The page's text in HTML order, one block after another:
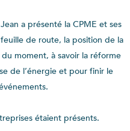
Jean a présenté la CPME et ses
de route, la position de la
moment, à savoir la réforme
de l’énergie et pour finir le
étaient présents.